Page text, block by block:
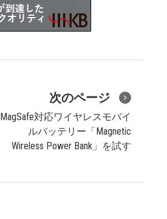
次のページ
MagSafe対応ワイヤレスモバイ
ルバッテリー「Magnetic
Wireless Power Bank」を試す